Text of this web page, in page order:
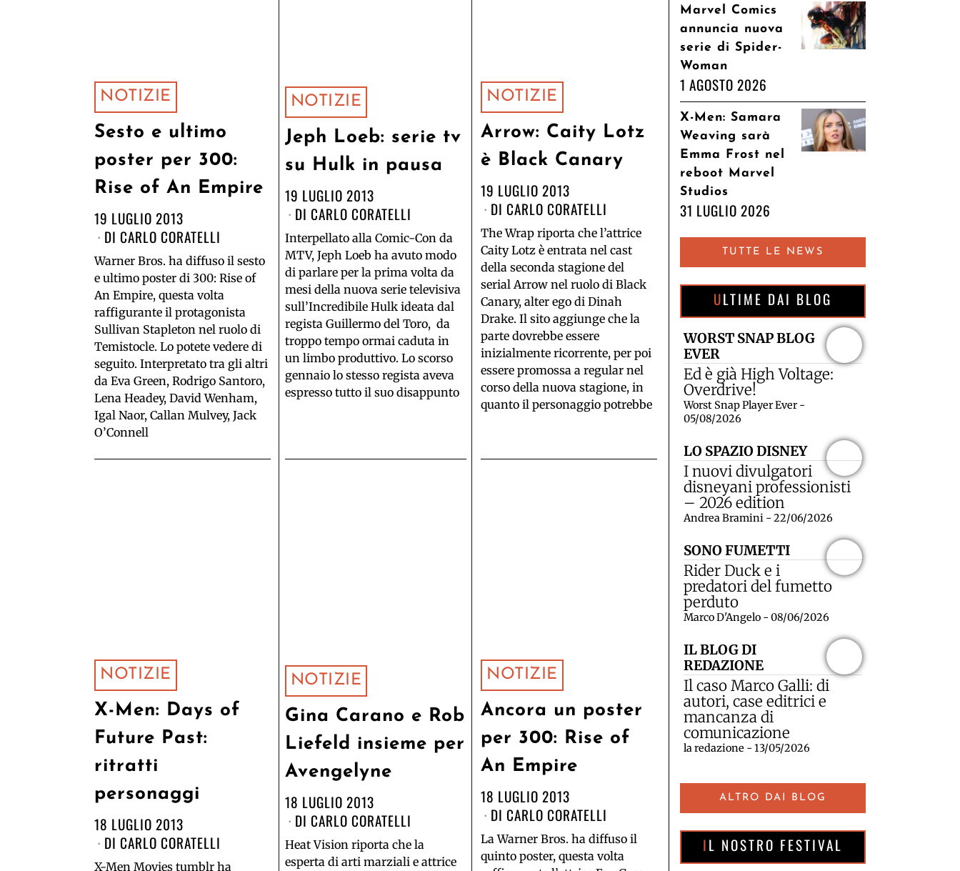
NOTIZIE
Sesto e ultimo
poster per 300:
Rise of An Empire
19 LUGLIO 2013
DI CARLO CORATELLI
Warner Bros. ha diffuso il sesto
e ultimo poster di 300: Rise of
An Empire, questa volta
raffigurante il protagonista
Sullivan Stapleton nel ruolo di
Temistocle. Lo potete vedere di
seguito. Interpretato tra gli altri
da Eva Green, Rodrigo Santoro,
Lena Headey, David Wenham,
Igal Naor, Callan Mulvey, Jack
O’Connell
NOTIZIE
Jeph Loeb: serie tv
su Hulk in pausa
19 LUGLIO 2013
DI CARLO CORATELLI
Interpellato alla Comic-Con da
MTV, Jeph Loeb ha avuto modo
di parlare per la prima volta da
mesi della nuova serie televisiva
sull’Incredibile Hulk ideata dal
regista Guillermo del Toro, da
troppo tempo ormai caduta in
un limbo produttivo. Lo scorso
gennaio lo stesso regista aveva
espresso tutto il suo disappunto
NOTIZIE
Arrow: Caity Lotz
è Black Canary
19 LUGLIO 2013
DI CARLO CORATELLI
The Wrap riporta che l’attrice
Caity Lotz è entrata nel cast
della seconda stagione del
serial Arrow nel ruolo di Black
Canary, alter ego di Dinah
Drake. Il sito aggiunge che la
parte dovrebbe essere
inizialmente ricorrente, per poi
essere promossa a regular nel
corso della nuova stagione, in
quanto il personaggio potrebbe
NOTIZIE
X-Men: Days of
Future Past:
ritratti
personaggi
18 LUGLIO 2013
DI CARLO CORATELLI
X-Men Movies tumblr ha
NOTIZIE
Gina Carano e Rob
Liefeld insieme per
Avengelyne
18 LUGLIO 2013
DI CARLO CORATELLI
Heat Vision riporta che la
esperta di arti marziali e attrice
NOTIZIE
Ancora un poster
per 300: Rise of
An Empire
18 LUGLIO 2013
DI CARLO CORATELLI
La Warner Bros. ha diffuso il
quinto poster, questa volta
Marvel Comics
annuncia nuova
serie di Spider-
Woman
1 AGOSTO 2026
X-Men: Samara
Weaving sarà
Emma Frost nel
reboot Marvel
Studios
31 LUGLIO 2026
TUTTE LE NEWS
ULTIME DAI BLOG
WORST SNAP BLOG
EVER
Ed è già High Voltage:
Overdrive!
Worst Snap Player Ever -
05/08/2026
LO SPAZIO DISNEY
I nuovi divulgatori
disneyani professionisti
– 2026 edition
Andrea Bramini - 22/06/2026
SONO FUMETTI
Rider Duck e i
predatori del fumetto
perduto
Marco D'Angelo - 08/06/2026
IL BLOG DI
REDAZIONE
Il caso Marco Galli: di
autori, case editrici e
mancanza di
comunicazione
la redazione - 13/05/2026
ALTRO DAI BLOG
IL NOSTRO FESTIVAL